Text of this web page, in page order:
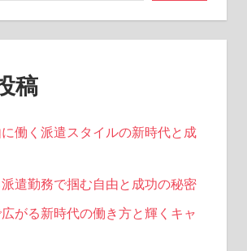
稿
働く派遣スタイルの新時代と成
遣勤務で掴む自由と成功の秘密
がる新時代の働き方と輝くキャ